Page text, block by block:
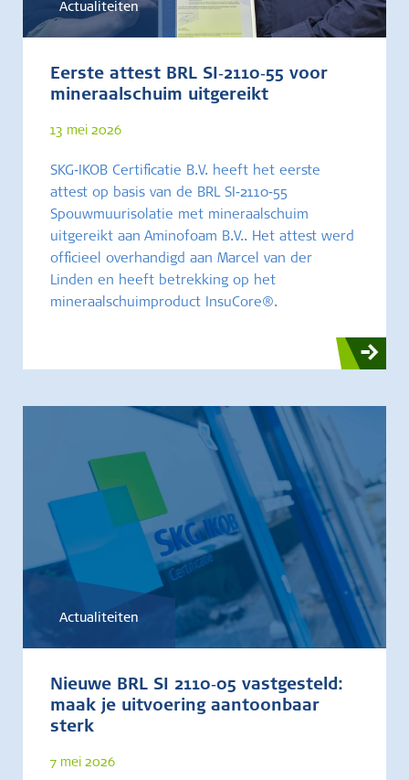
Actualiteiten
Eerste attest BRL SI‑2110‑55 voor
mineraalschuim uitgereikt
13 mei 2026
SKG‑IKOB Certificatie B.V. heeft het eerste
attest op basis van de BRL SI‑2110‑55
Spouwmuurisolatie met mineraalschuim
uitgereikt aan Aminofoam B.V.. Het attest werd
officieel overhandigd aan Marcel van der
Linden en heeft betrekking op het
mineraalschuimproduct InsuCore®.
Actualiteiten
Nieuwe BRL SI 2110‑05 vastgesteld:
maak je uitvoering aantoonbaar
sterk
7 mei 2026